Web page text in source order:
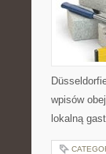
wpisów
lokalną